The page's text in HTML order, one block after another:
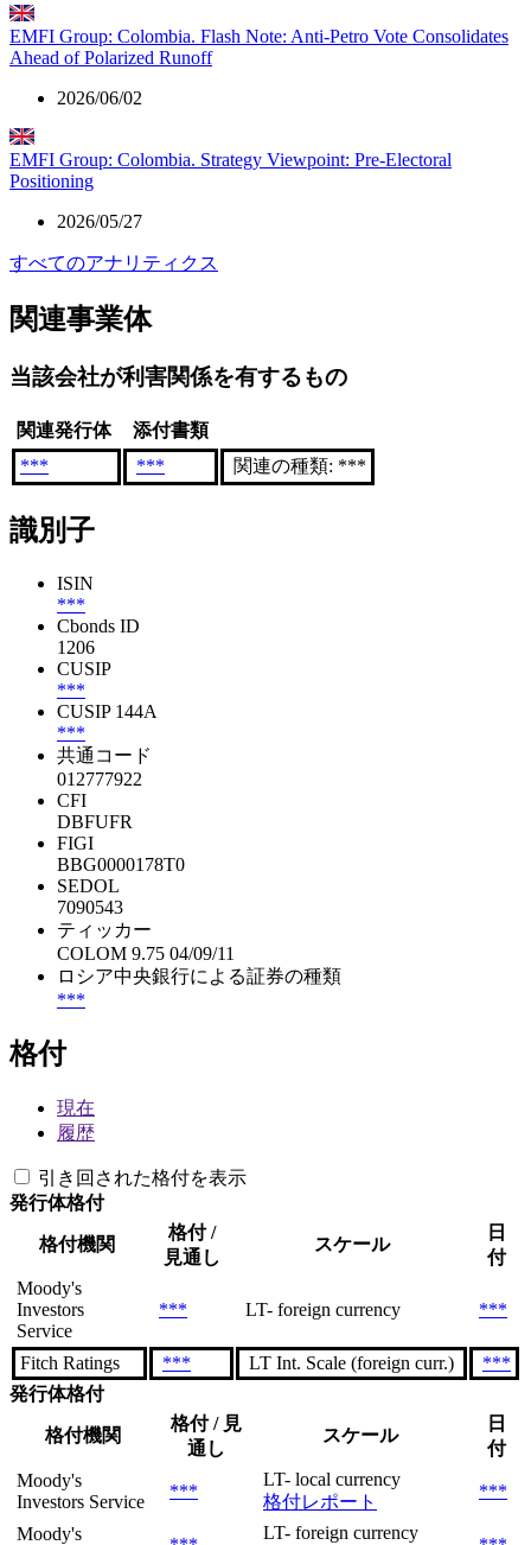
EMFI Group: Colombia. Flash Note: Anti-Petro Vote Consolidates
Ahead of Polarized Runoff
2026/06/02
EMFI Group: Colombia. Strategy Viewpoint: Pre-Electoral
Positioning
2026/05/27
すべてのアナリティクス
関連事業体
当該会社が利害関係を有するもの
関連発行体
添付書類
***
*** 関連の種類: ***
識別子
ISIN
***
Cbonds ID
1206
CUSIP
***
CUSIP 144A
***
共通コード
012777922
CFI
DBFUFR
FIGI
BBG0000178T0
SEDOL
7090543
ティッカー
COLOM 9.75 04/09/11
ロシア中央銀行による証券の種類
***
格付
現在
履歴
引き回された格付を表示
発行体格付
格付機関
格付 /
見通し
スケール
日
付
Moody's
Investors
Service
*** LT- foreign currency ***
Fitch Ratings *** LT Int. Scale (foreign curr.)
***
発行体格付
格付機関
格付 / 見
通し
スケール
日
付
Moody's
Investors Service
***
LT- local currency
格付レポート
***
Moody's
LT- foreign currency